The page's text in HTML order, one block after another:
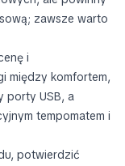
zawsze warto
i
między komfortem,
porty USB, a
tempomatem i
potwierdzić